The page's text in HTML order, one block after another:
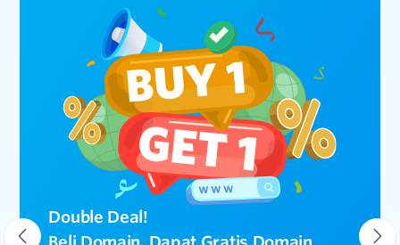
Double Deal!